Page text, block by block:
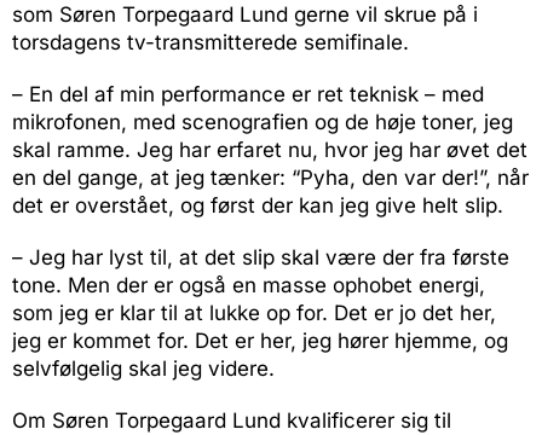
som Søren Torpegaard Lund gerne vil skrue på i
torsdagens tv-transmitterede semifinale.
– En del af min performance er ret teknisk – med
mikrofonen, med scenografien og de høje toner, jeg
skal ramme. Jeg har erfaret nu, hvor jeg har øvet det
en del gange, at jeg tænker: “Pyha, den var der!”, når
det er overstået, og først der kan jeg give helt slip.
– Jeg har lyst til, at det slip skal være der fra første
tone. Men der er også en masse ophobet energi,
som jeg er klar til at lukke op for. Det er jo det her,
jeg er kommet for. Det er her, jeg hører hjemme, og
selvfølgelig skal jeg videre.
Om Søren Torpegaard Lund kvalificerer sig til